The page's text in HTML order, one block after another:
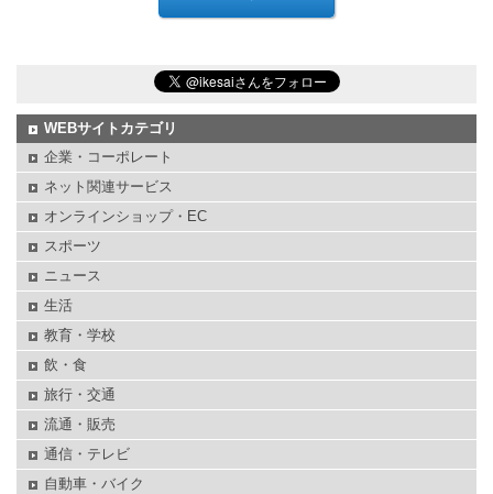
WEBサイトカテゴリ
企業・コーポレート
ネット関連サービス
オンラインショップ・EC
スポーツ
ニュース
生活
教育・学校
飲・食
旅行・交通
流通・販売
通信・テレビ
自動車・バイク